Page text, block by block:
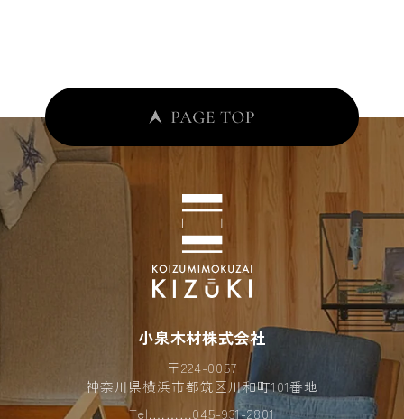
2025年03月 (4)
2025年02月 (3)
2025年01月 (3)
2024年08月 (4)
小泉木材株式会社
〒224-0057
神奈川県横浜市都筑区川和町101番地
Tel.………045-931-2801